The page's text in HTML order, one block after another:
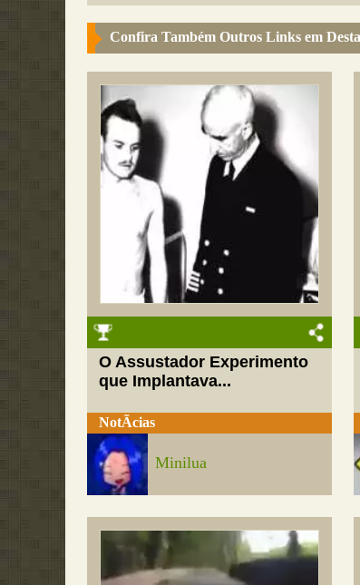
Confira Também Outros Links em
O Assustador Experimento
que Implantava...
NotÃ­cias
Minilua